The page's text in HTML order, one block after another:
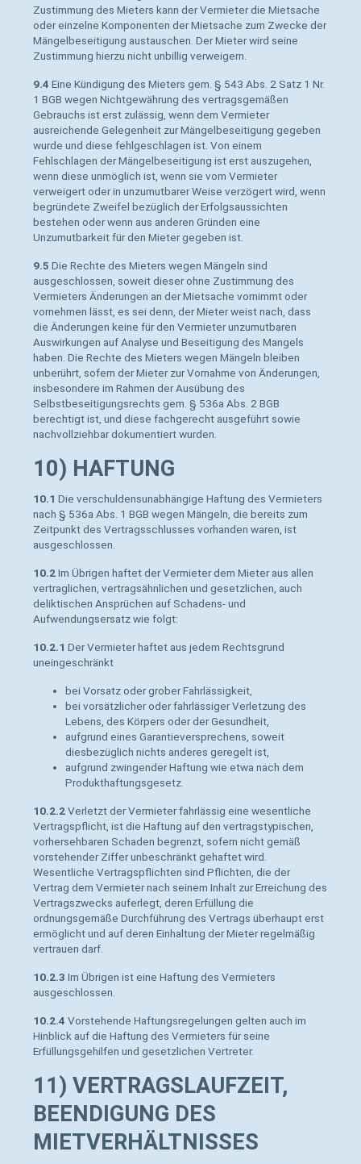
Zustimmung des Mieters kann der Vermieter die Mietsache
oder einzelne Komponenten der Mietsache zum Zwecke der
Mängelbeseitigung austauschen. Der Mieter wird seine
Zustimmung hierzu nicht unbillig verweigern.
9.4 Eine Kündigung des Mieters gem. § 543 Abs. 2 Satz 1 Nr.
1 BGB wegen Nichtgewährung des vertragsgemäßen
Gebrauchs ist erst zulässig, wenn dem Vermieter
ausreichende Gelegenheit zur Mängelbeseitigung gegeben
wurde und diese fehlgeschlagen ist. Von einem
Fehlschlagen der Mängelbeseitigung ist erst auszugehen,
wenn diese unmöglich ist, wenn sie vom Vermieter
verweigert oder in unzumutbarer Weise verzögert wird, wenn
begründete Zweifel bezüglich der Erfolgsaussichten
bestehen oder wenn aus anderen Gründen eine
Unzumutbarkeit für den Mieter gegeben ist.
9.5 Die Rechte des Mieters wegen Mängeln sind
ausgeschlossen, soweit dieser ohne Zustimmung des
Vermieters Änderungen an der Mietsache vornimmt oder
vornehmen lässt, es sei denn, der Mieter weist nach, dass
die Änderungen keine für den Vermieter unzumutbaren
Auswirkungen auf Analyse und Beseitigung des Mangels
haben. Die Rechte des Mieters wegen Mängeln bleiben
unberührt, sofern der Mieter zur Vornahme von Änderungen,
insbesondere im Rahmen der Ausübung des
Selbstbeseitigungsrechts gem. § 536a Abs. 2 BGB
berechtigt ist, und diese fachgerecht ausgeführt sowie
nachvollziehbar dokumentiert wurden.
10) HAFTUNG
10.1 Die verschuldensunabhängige Haftung des Vermieters
nach § 536a Abs. 1 BGB wegen Mängeln, die bereits zum
Zeitpunkt des Vertragsschlusses vorhanden waren, ist
ausgeschlossen.
10.2Im Übrigen haftet der Vermieter dem Mieter aus allen
vertraglichen, vertragsähnlichen und gesetzlichen, auch
deliktischen Ansprüchen auf Schadens- und
Aufwendungsersatz wie folgt:
10.2.1 Der Vermieter haftet aus jedem Rechtsgrund
uneingeschränkt
bei Vorsatz oder grober Fahrlässigkeit,
bei vorsätzlicher oder fahrlässiger Verletzung des
Lebens, des Körpers oder der Gesundheit,
aufgrund eines Garantieversprechens, soweit
diesbezüglich nichts anderes geregelt ist,
aufgrund zwingender Haftung wie etwa nach dem
Produkthaftungsgesetz.
10.2.2Verletzt der Vermieter fahrlässig eine wesentliche
Vertragspflicht, ist die Haftung auf den vertragstypischen,
vorhersehbaren Schaden begrenzt, sofern nicht gemäß
vorstehender Ziffer unbeschränkt gehaftet wird.
Wesentliche Vertragspflichten sind Pflichten, die der
Vertrag dem Vermieter nach seinem Inhalt zur Erreichung des
Vertragszwecks auferlegt, deren Erfüllung die
ordnungsgemäße Durchführung des Vertrags überhaupt erst
ermöglicht und auf deren Einhaltung der Mieter regelmäßig
vertrauen darf.
10.2.3 Im Übrigen ist eine Haftung des Vermieters
ausgeschlossen.
10.2.4 Vorstehende Haftungsregelungen gelten auch im
Hinblick auf die Haftung des Vermieters für seine
Erfüllungsgehilfen und gesetzlichen Vertreter.
11) VERTRAGSLAUFZEIT,
BEENDIGUNG DES
MIETVERHÄLTNISSES